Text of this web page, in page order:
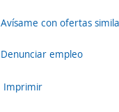
Avísame con ofertas
Denunciar empleo
Imprimir